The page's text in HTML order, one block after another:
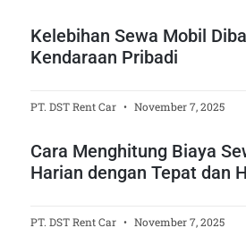
Kelebihan Sewa Mobil
Kendaraan Pribadi
PT. DST Rent Car November 7, 2025
Cara Menghitung Biaya
Harian dengan Tepat dan
PT. DST Rent Car November 7, 2025